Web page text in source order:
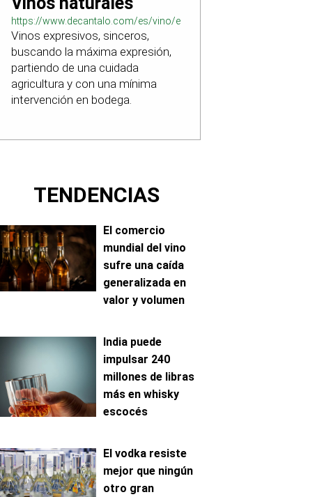
https://www.decantalo.com/es/vino/elaboracion_natural/
Vinos expresivos, sinceros,
buscando la máxima expresión,
partiendo de una cuidada
agricultura y con una mínima
intervención en bodega.
TENDENCIAS
El comercio
mundial del vino
sufre una caída
generalizada en
valor y volumen
India puede
impulsar 240
millones de libras
más en whisky
escocés
El vodka resiste
mejor que ningún
otro gran